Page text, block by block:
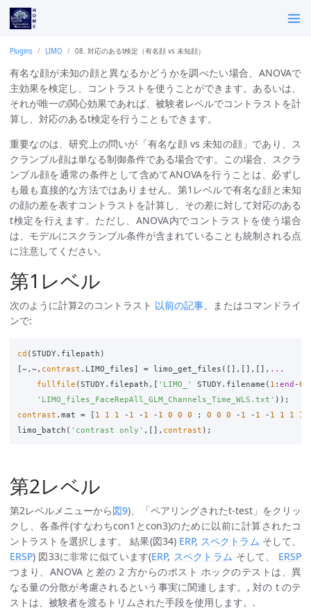
Plugins LIMO 08. 対応のあるt検定（有名顔 vs 未知顔）
有名な顔が未知の顔と異なるかどうかを調べたい場合、ANOVAで
主効果を検定し、コントラストを使うことができます。あるいは、
それが唯一の関心効果であれば、被験者レベルでコントラストを計
算し、対応のあるt検定を行うこともできます。
重要なのは、研究上の問いが「有名な顔 vs 未知の顔」であり、ス
クランブル顔は単なる制御条件である場合です。この場合、スクラ
ンブル顔を通常の条件として含めてANOVAを行うことは、必ずし
も最も直接的な方法ではありません。第1レベルで有名な顔と未知
の顔の差を表すコントラストを計算し、その差に対して対応のある
t検定を行えます。ただし、ANOVA内でコントラストを使う場合
は、モデルにスクランブル条件が含まれていることも統制される点
に注意してください。
第1レベル
次のように計算2のコントラスト 以前の記事 、またはコマンドライ
ンで:
cd (STUDY. filepath )
[~, ~, contrast . LIMO_files] = limo_get_files ([],[],[], ...
fullfile (STUDY. filepath ,[ 'LIMO_' STUDY. filename ( 1 : end -6
'LIMO_files_FaceRepAll_GLM_Channels_Time_WLS.txt' ));
contrast . mat = [ 1 1 1 - 1 - 1 - 1 0 0 0 ; 0 0 0 - 1 - 1 - 1 1 1 1
limo_batch ( 'contrast only' ,[], contrast );
第2レベル
第2レベルメニューから図9)、「ペアリングされたt-test」をクリッ
クし、各条件(すなわちcon1とcon3)のために以前に計算されたコ
ントラストを選択します。 結果(図34) ERP, スペクトラム そして、
ERSP) 図33に非常に似ています(ERP, スペクトラム そして、 ERSP
つまり、ANOVA と差の 2 方からのポスト ホックのテストは、異
なる量の分散が考慮されるという事実に関連します。, 対の t のテ
ストは、被験者を渡るトリムされた手段を使用します。.